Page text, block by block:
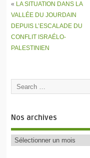
« LA SITUATION DANS LA
VALLÉE DU JOURDAIN
DEPUIS L’ESCALADE DU
CONFLIT ISRAÉLO-
PALESTINIEN
Nos archives